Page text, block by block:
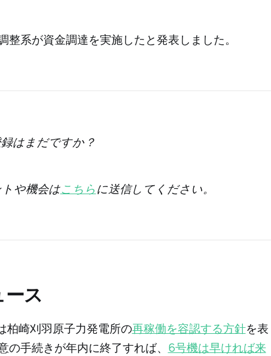
整系が資金調達を実施したと発表しました。
はまだですか？
や機会はこちらに送信してください。
ス
柏崎刈羽原子力発電所の再稼働を容認する方針を表
の手続きが年内に終了すれば、 6号機は早ければ来